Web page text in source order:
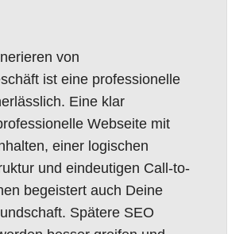
von
ist eine professionelle
Eine klar
Webseite mit
einer logischen
und eindeutigen Call-to-
begeistert auch Deine
Spätere SEO